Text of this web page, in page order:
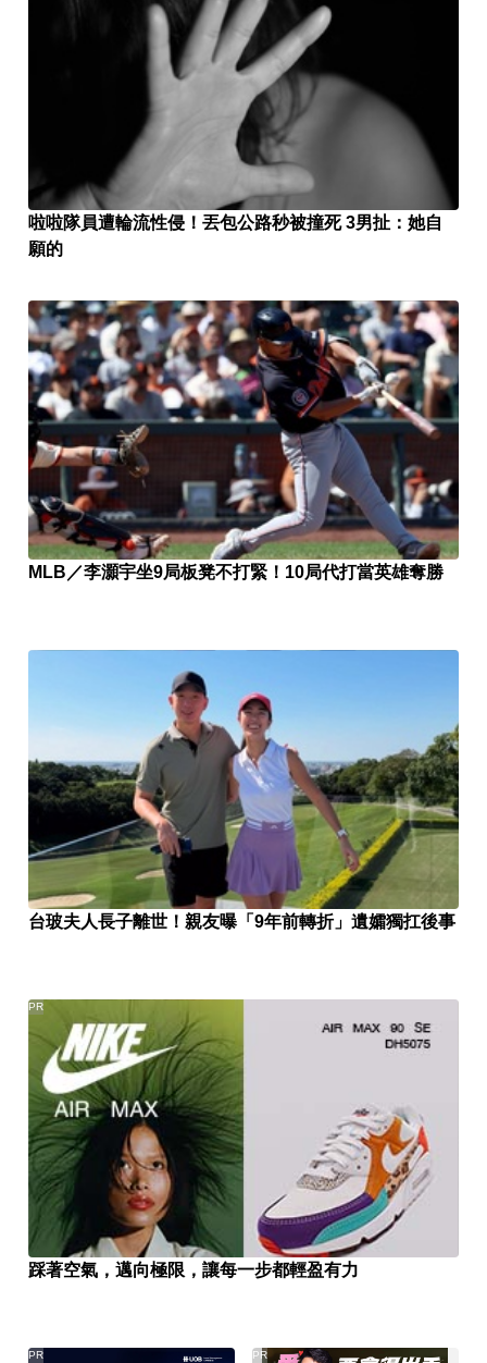
啦啦隊員遭輪流性侵！丟包公路秒被撞死 3男扯：她自
願的
MLB／李灝宇坐9局板凳不打緊！10局代打當英雄奪勝
台玻夫人長子離世！親友曝「9年前轉折」遺孀獨扛後事
踩著空氣，邁向極限，讓每一步都輕盈有力
PR
PR PR